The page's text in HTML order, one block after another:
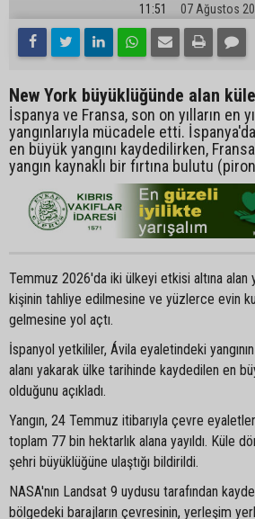
11:51 07 Ağustos
New York büyüklüğünde alan
İspanya ve Fransa, son on yılların en
yangınlarıyla mücadele etti.
en büyük yangını kaydedilirken,
yangın kaynaklı bir fırtına bulutu
Temmuz 2026'da iki ülkeyi etkisi altına alan
kişinin tahliye edilmesine ve yüzlerce evin
gelmesine yol açtı.
İspanyol yetkililer, Ávila eyaletindeki
alanı yakarak ülke tarihinde kaydedilen en
olduğunu açıkladı.
Yangın, 24 Temmuz itibarıyla çevre
toplam 77 bin hektarlık alana yayıldı. Küle
şehri büyüklüğüne ulaştığı bildirildi.
NASA'nın Landsat 9 uydusu tarafından
bölgedeki barajların çevresinin, yerleşim